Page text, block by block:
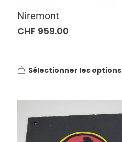
Niremont
CHF 959.00
Sélectionner les options